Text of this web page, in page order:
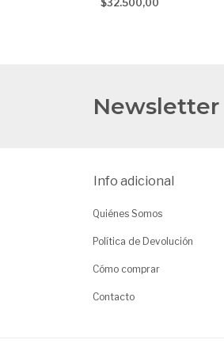
$32.500,00
Newsletter
Info adicional
Quiénes Somos
Política de Devolución
Cómo comprar
Contacto